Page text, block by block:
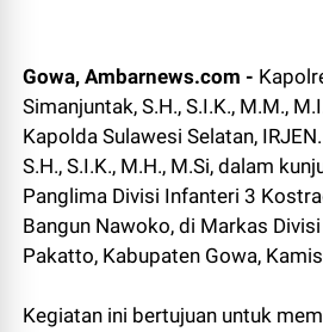
Gowa, Ambarnews.com -
Simanjuntak, S.H., S.I.K., M.M.,
Kapolda Sulawesi Selatan,
S.H., S.I.K., M.H., M.Si, dalam
Panglima Divisi Infanteri 3
Bangun Nawoko, di Markas
Pakatto, Kabupaten Gowa,
Kegiatan ini bertujuan untuk